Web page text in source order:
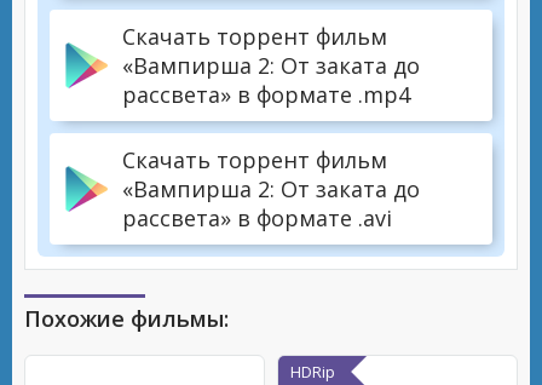
Скачать торрент фильм
«Вампирша 2: От заката до
рассвета» в формате .mp4
Скачать торрент фильм
«Вампирша 2: От заката до
рассвета» в формате .avi
Похожие фильмы:
HDRip